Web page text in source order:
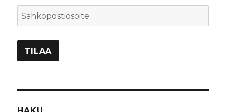
Sähköpostiosoite
TILAA